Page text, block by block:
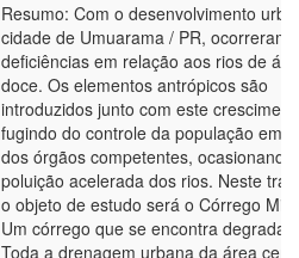
Resumo: Com o desenvolvimento
cidade de Umuarama / PR, ocorreram
deficiências em relação aos rios de
doce. Os elementos antrópicos são
introduzidos junto com este
fugindo do controle da população em
dos órgãos competentes, ocasionando
poluição acelerada dos rios. Neste
o objeto de estudo será o Córrego
Um córrego que se encontra
Toda a drenagem urbana da área